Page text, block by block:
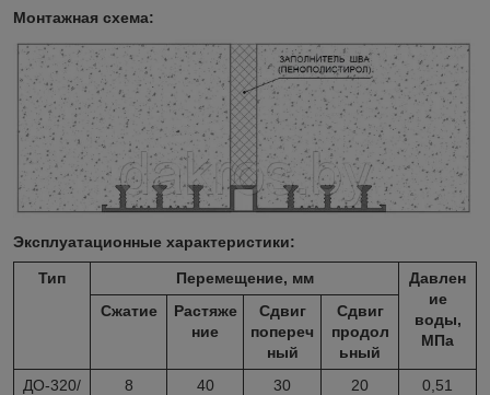
Монтажная схема:
Эксплуатационные характеристики:
Тип Перемещение, мм
Давлен
ие
воды,
МПа
Сжатие
Растяже
ние
Сдвиг
попереч
ный
Сдвиг
продол
ьный
ДО-320/
8 40 30 20 0,51